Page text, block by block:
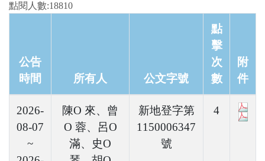
點閱人數:18810
公告
時間
所有人 公文字號
點
擊
次
數
附
件
2026-
08-07
~
陳O 來、曾
O 蓉、呂O
滿、史O
新地登字第
1150006347
號
4